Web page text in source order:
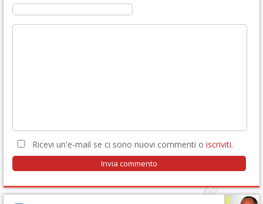
Ricevi un'e-mail se ci sono nuovi commenti o iscriviti.